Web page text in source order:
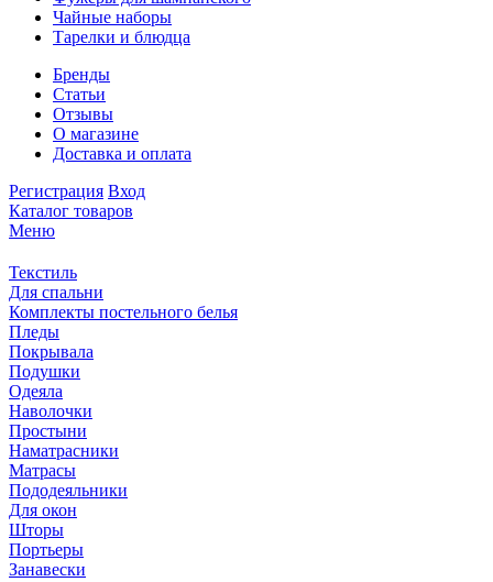
Чайные наборы
Тарелки и блюдца
Бренды
Статьи
Отзывы
О магазине
Доставка и оплата
Регистрация Вход
Каталог товаров
Меню
Текстиль
Для спальни
Комплекты постельного белья
Пледы
Покрывала
Подушки
Одеяла
Наволочки
Простыни
Наматрасники
Матрасы
Пододеяльники
Для окон
Шторы
Портьеры
Занавески